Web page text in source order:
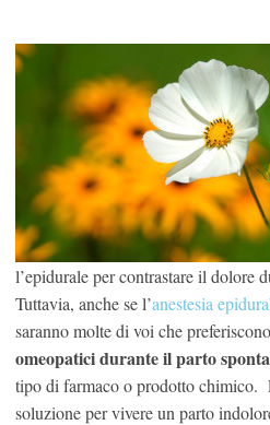
l’epidurale per contrastare il dolore
Tuttavia, anche se l’anestesia
saranno molte di voi che
omeopatici durante il parto
tipo di farmaco o prodotto chimico.
soluzione per vivere un parto